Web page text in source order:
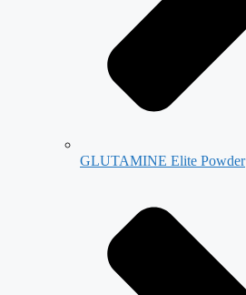
GLUTAMINE Elite Powder